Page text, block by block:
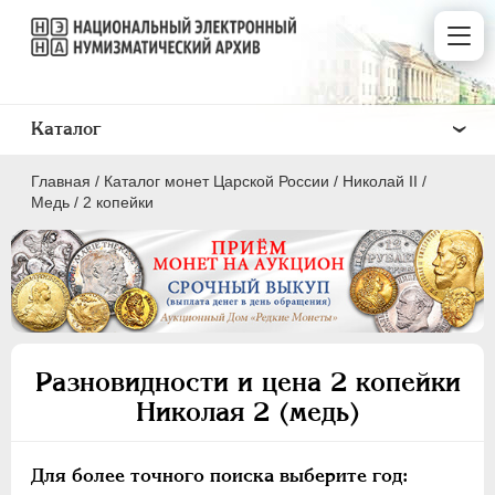
Главная / Каталог монет Царской России / Николай II /
Медь / 2 копейки
Разновидности и цена 2 копейки
Николая 2 (медь)
Для более точного поиска выберите год:
Каталог
ПEТР I 1699 - 1725
ПЕТР II 1727-1729
АННА ИОАННОВНА 1730-1740
ЕЛИЗАВЕТА 1741-1762